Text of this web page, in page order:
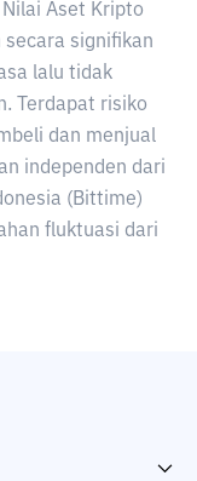
Aset Kripto
signifikan
lalu tidak
Terdapat risiko
dan menjual
independen dari
(Bittime)
fluktuasi dari